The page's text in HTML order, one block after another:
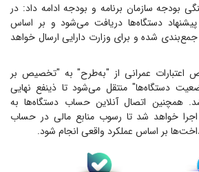
بودجه سازمان برنامه و بودجه ادامه داد: در
پیشنهاد دستگاه‌ها دریافت می‌شود و بر اساس
شده و برای وزارت دارایی ارسال خواهد
اعتبارات عمرانی از "به‌طرح" به "تخصیص بر
دستگاه‌ها" منتقل می‌شود تا ذینفع نهایی
همچنین اتصال آنلاین حساب دستگاه‌ها به
خواهد شد تا رسوب منابع مالی در حساب
بر اساس عملکرد واقعی انجام شود.